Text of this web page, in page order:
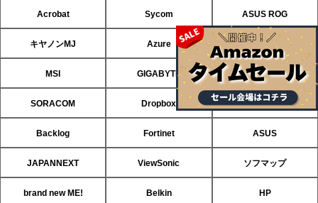
Acrobat Sycom ASUS ROG
キヤノンMJ Azure パソコンSEVEN
MSI GIGABYTE ASRock
SORACOM Dropbox CData
Backlog Fortinet ASUS
JAPANNEXT ViewSonic ソフマップ
brand new ME! Belkin HP